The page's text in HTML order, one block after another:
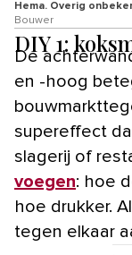
Hema. Overig
Bouwer
DIY 1:
De
en -hoog
supereffect
slagerij of
voegen: hoe
hoe drukker.
tegen elkaar